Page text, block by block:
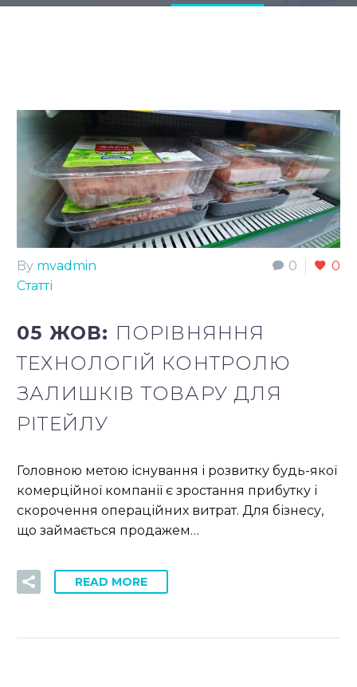
0 0
By mvadmin
Статті
05 ЖОВ: ПОРІВНЯННЯ
ТЕХНОЛОГІЙ КОНТРОЛЮ
ЗАЛИШКІВ ТОВАРУ ДЛЯ
РІТЕЙЛУ
Головною метою існування і розвитку будь-якої
комерційної компанії є зростання прибутку і
скорочення операційних витрат. Для бізнесу,
що займається продажем…
READ MORE